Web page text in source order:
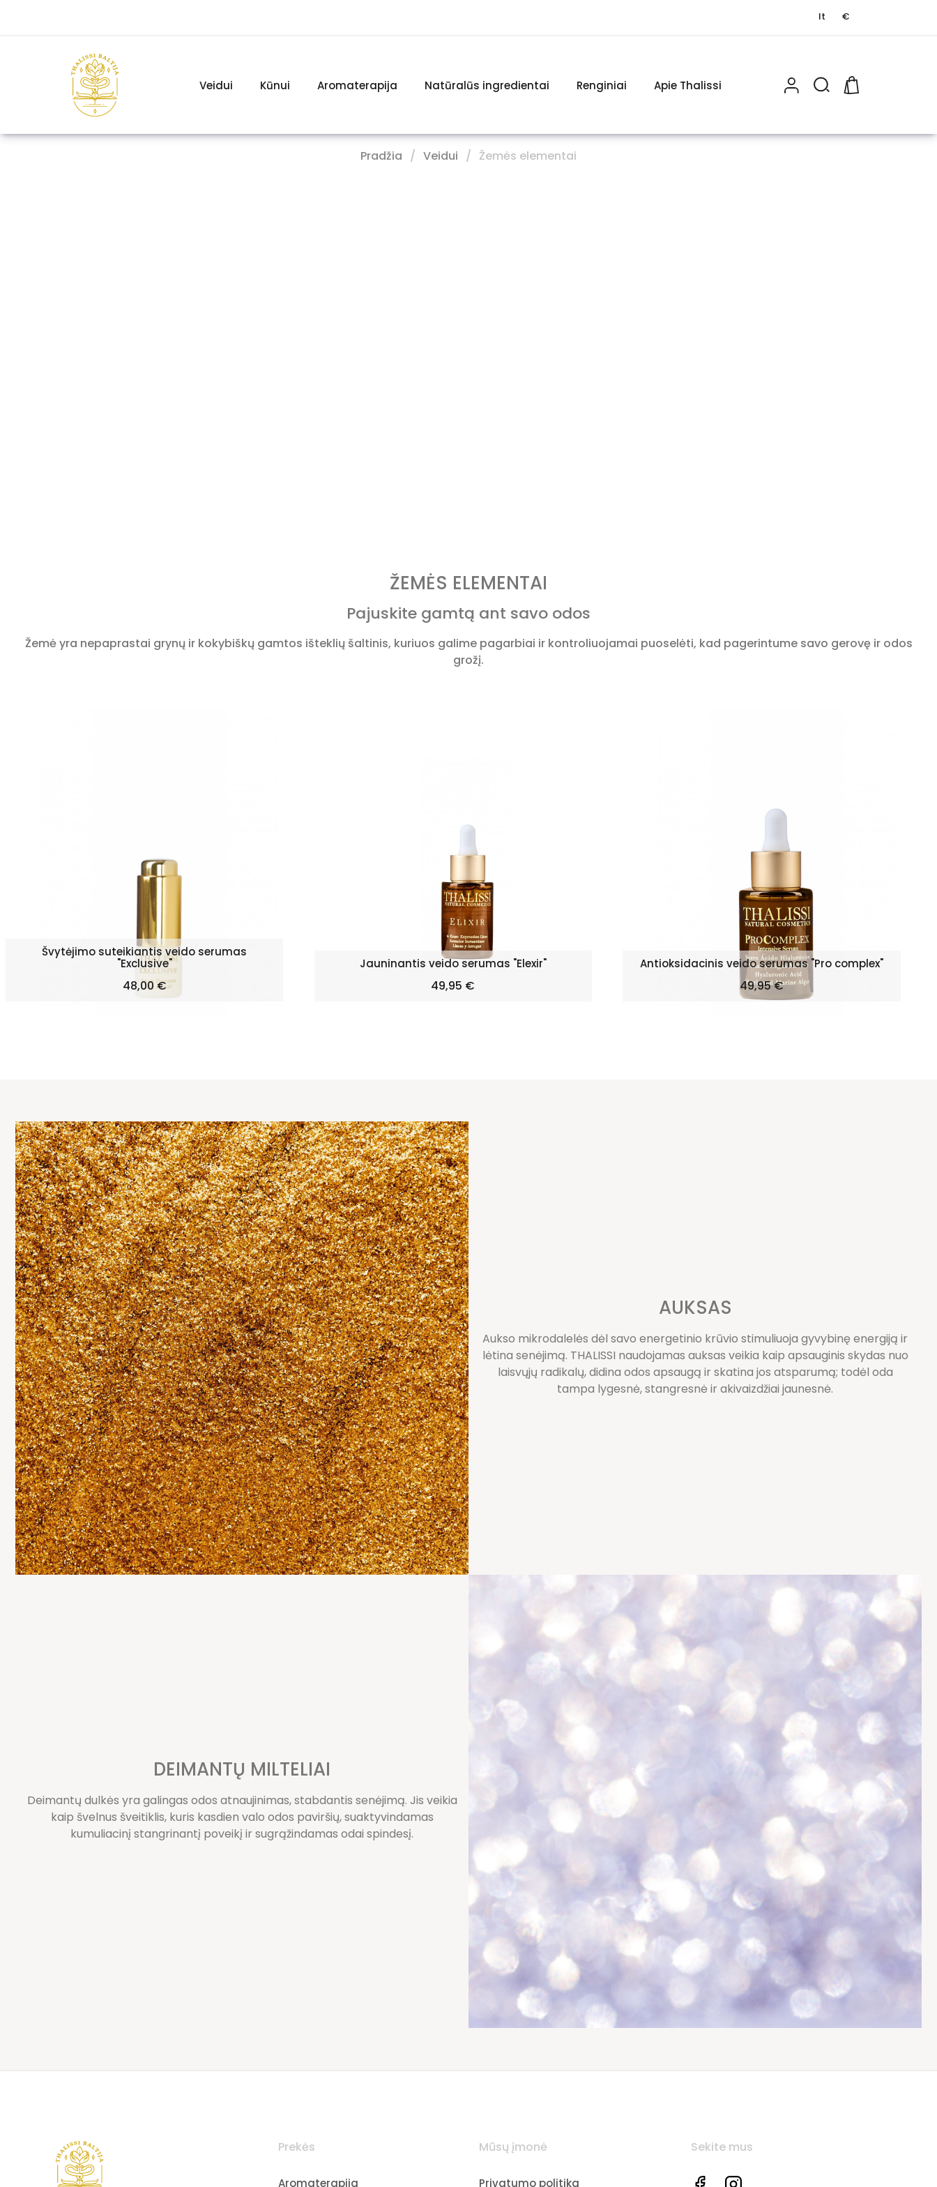
lt €
Veidui Kūnui Aromaterapija Natūralūs ingredientai Renginiai Apie Thalissi
Pradžia Veidui Žemės elementai
ŽEMĖS ELEMENTAI
Pajuskite gamtą ant savo odos
Žemė yra nepaprastai grynų ir kokybiškų gamtos išteklių šaltinis, kuriuos galime pagarbiai ir kontroliuojamai puoselėti, kad pagerintume savo gerovę ir odos
grožį.
Švytėjimo suteikiantis veido serumas
"Exclusive"
Kaina
48,00 €
Jauninantis veido serumas "Elexir"
Kaina
49,95 €
Antioksidacinis veido serumas "Pro complex"
Kaina
49,95 €
AUKSAS
Aukso mikrodalelės dėl savo energetinio krūvio stimuliuoja gyvybinę energiją ir
lėtina senėjimą. THALISSI naudojamas auksas veikia kaip apsauginis skydas nuo
laisvųjų radikalų, didina odos apsaugą ir skatina jos atsparumą; todėl oda
tampa lygesnė, stangresnė ir akivaizdžiai jaunesnė.
DEIMANTŲ MILTELIAI
Deimantų dulkės yra galingas odos atnaujinimas, stabdantis senėjimą. Jis veikia
kaip švelnus šveitiklis, kuris kasdien valo odos paviršių, suaktyvindamas
kumuliacinį stangrinantį poveikį ir sugrąžindamas odai spindesį.
Prekės
Aromaterapija
Mūsų įmonė
Privatumo politika
Sekite mus
Facebook